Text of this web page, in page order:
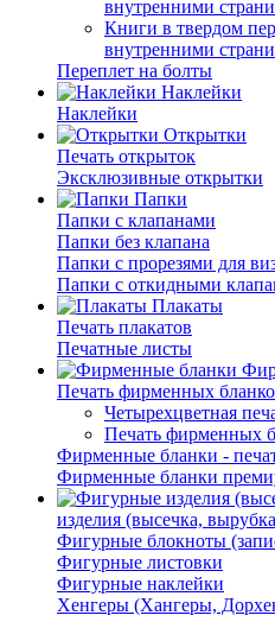
внутренними
Книги в твердом
внутренними
Переплет на болты
Наклейки
Наклейки
Открытки
Печать открыток
Эксклюзивные открытки
Папки
Папки с клапанами
Папки без клапана
Папки с прорезями для
Папки с откидными
Плакаты
Печать плакатов
Печатные листы
Печать фирменных
Четырехцветная
Печать фирменных
Фирменные бланки -
Фирменные бланки
изделия (высечка,
Фигурные блокноты
Фигурные листовки
Фигурные наклейки
Хенгеры (Хангеры,